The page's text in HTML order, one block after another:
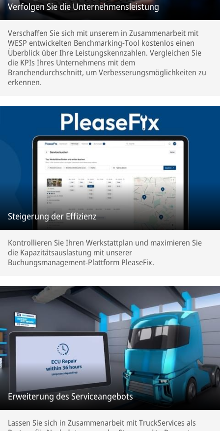
Verfolgen Sie die Unternehmensleistung
Verschaffen Sie sich mit unserem in Zusammenarbeit mit
WESP entwickelten Benchmarking-Tool kostenlos einen
Überblick über Ihre Leistungskennzahlen. Vergleichen Sie
die KPIs Ihres Unternehmens mit dem
Branchendurchschnitt, um Verbesserungsmöglichkeiten zu
erkennen.
Steigerung der Effizienz
Kontrollieren Sie Ihren Werkstattplan und maximieren Sie
die Kapazitätsauslastung mit unserer
Buchungsmanagement-Plattform PleaseFix.
Erweiterung des Serviceangebots
Lassen Sie sich in Zusammenarbeit mit TruckServices als